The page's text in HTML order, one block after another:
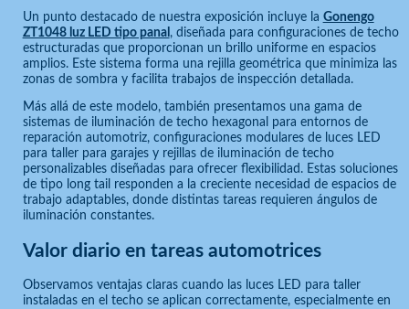
Un punto destacado de nuestra exposición incluye la Gonengo
ZT1048 luz LED tipo panal , diseñada para configuraciones de techo
estructuradas que proporcionan un brillo uniforme en espacios
amplios. Este sistema forma una rejilla geométrica que minimiza las
zonas de sombra y facilita trabajos de inspección detallada.
Más allá de este modelo, también presentamos una gama de
sistemas de iluminación de techo hexagonal para entornos de
reparación automotriz, configuraciones modulares de luces LED
para taller para garajes y rejillas de iluminación de techo
personalizables diseñadas para ofrecer flexibilidad. Estas soluciones
de tipo long tail responden a la creciente necesidad de espacios de
trabajo adaptables, donde distintas tareas requieren ángulos de
iluminación constantes.
Valor diario en tareas automotrices
Observamos ventajas claras cuando las luces LED para taller
instaladas en el techo se aplican correctamente, especialmente en